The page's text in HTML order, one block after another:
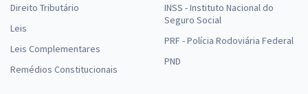
Direito Tributário
Leis
Leis Complementares
Remédios Constitucionais
INSS - Instituto Nacional do
Seguro Social
PRF - Polícia Rodoviária Federal
PND